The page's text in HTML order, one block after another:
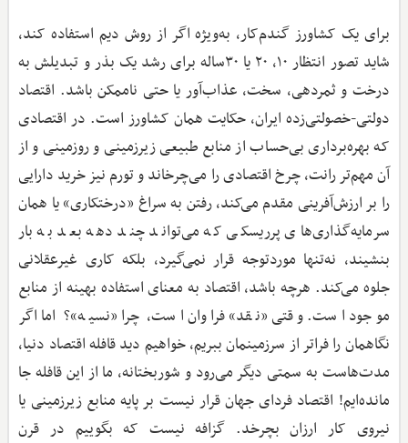
برای یک کشاورز گندم‌کار، به‌ویژه اگر از روش دیم استفاده کند،
شاید تصور انتظار ۱۰، ۲۰ یا ۳۰ساله برای رشد یک بذر و تبدیلش به
درخت و ثمردهی، سخت، عذاب‌آور یا حتی ناممکن باشد. اقتصاد
دولتی-خصولتی‌زده ایران، حکایت همان کشاورز است. در اقتصادی
که بهره‌برداری بی‌حساب از منابع طبیعی زیرزمینی و روزمینی و از
آن مهم‌تر رانت، چرخ اقتصادی را می‌چرخاند و تورم نیز خرید دارایی
را بر ارزش‌آفرینی مقدم می‌کند، رفتن به سراغ «درختکاری» یا همان
سرمایه‌گذاری‌های پرریسکی که می‌تواند چند دهه بعد به بار
بنشیند، نه‌تنها موردتوجه قرار نمی‌گیرد، بلکه کاری غیرعقلانی
جلوه می‌کند. هرچه باشد، اقتصاد به معنای استفاده بهینه از منابع
موجود است. وقتی «نقد» فراوان است، چرا «نسیه»؟ اما اگر
نگاهمان را فراتر از سرزمینمان ببریم، خواهیم دید قافله اقتصاد دنیا،
مدت‌هاست به سمتی دیگر می‌رود و شوربختانه، ما از این قافله جا
مانده‌ایم! اقتصاد فردای جهان قرار نیست بر پایه منابع زیرزمینی یا
نیروی کار ارزان بچرخد. گزافه نیست که بگوییم در قرن